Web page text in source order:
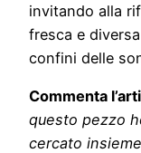
invitando alla
fresca e
confini delle
Commenta
questo pezzo
cercato